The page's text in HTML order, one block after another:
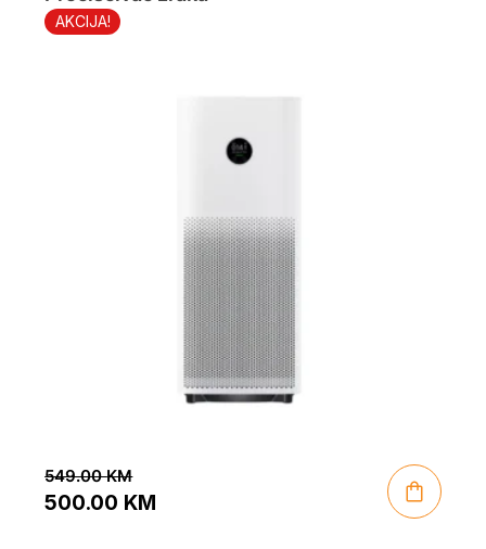
AKCIJA!
549.00KM
500.00 KM